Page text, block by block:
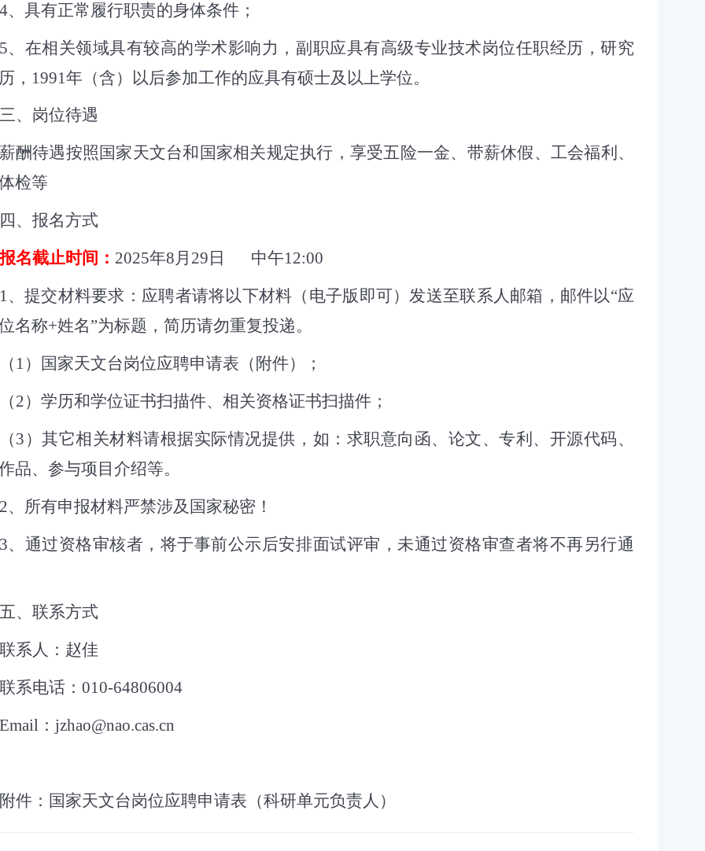
、 具有正常履行职责的身体条件；
、 在相关领域具有较高的学术影响力，副职应具有高级专业技术岗位任职经历，研究
， 1991年（含）以后参加工作的应具有硕士及以上学位。
、岗位待遇
酬待遇按照国家天文台和国家相关规定执行，享受五险一金、带薪休假、工会福利、
检等
、 报名方式
名截止时间 ： 2025年8月 29 日 中午12:00
、提交材料要求：应聘者请将以下材料（电子版即可）发送至联系人邮箱，邮件以“应
名称+姓名”为标题，简历请勿重复投递。
1）国家天文台岗位应聘申请表（附件）；
2）学历和学位证书扫描件、相关资格证书扫描件；
3 ）其它相关材料请根据实际情况提供，如：求职意向函、论文、专利、开源代码、
品、参与项目介绍等。
、所有申报材料严禁涉及国家秘密！
、通过资格审核者，将于事前公示后安排面试评审，未通过资格审查者将不再另行通
、 联系方式
系人：赵佳
系电话： 010-64806004
： jzhao@nao.cas.cn
件：国家天文台岗位应聘申请表（科研单元负责人）